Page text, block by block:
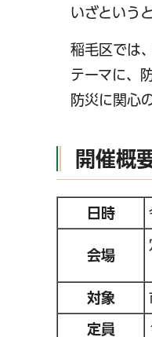
いざという
稲毛区では
テーマに、
防災に関心
開催概
日時
会場
対象
定員